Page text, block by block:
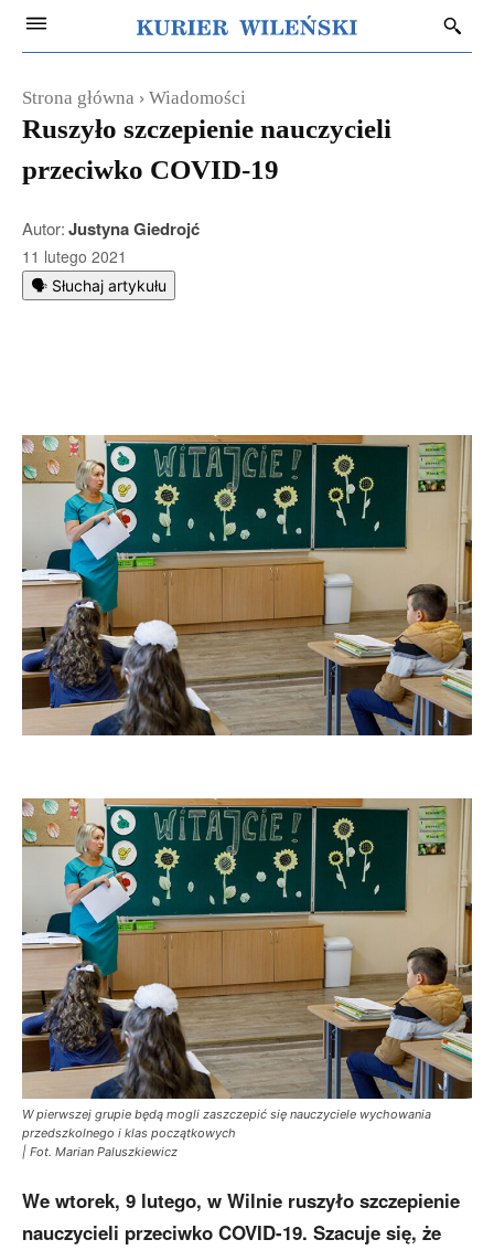
Strona główna Wiadomości
Ruszyło szczepienie nauczycieli
przeciwko COVID-19
Autor:Justyna Giedrojć
11 lutego 2021
🗣️ Słuchaj artykułu
W pierwszej grupie będą mogli zaszczepić się nauczyciele wychowania
przedszkolnego i klas początkowych
| Fot. Marian Paluszkiewicz
We wtorek, 9 lutego, w Wilnie ruszyło szczepienie
nauczycieli przeciwko COVID-19. Szacuje się, że